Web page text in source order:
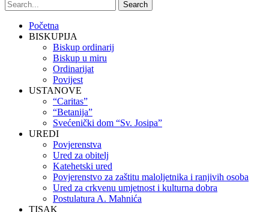
Search
for:
Primary
Menu
Skip
Početna
BISKUPIJA
Biskup ordinarij
Biskup u miru
Ordinarijat
Povijest
USTANOVE
“Caritas”
“Betanija”
Svećenički dom “Sv. Josipa”
UREDI
Povjerenstva
Ured za obitelj
Katehetski ured
Povjerenstvo za zaštitu maloljetnika i ranjivih osoba
Ured za crkvenu umjetnost i kulturna dobra
Postulatura A. Mahnića
TISAK